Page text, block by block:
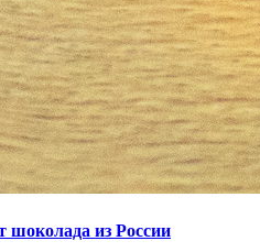
шоколада из России